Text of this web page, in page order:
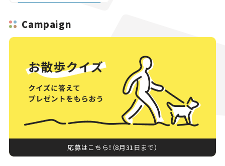
Campaign
応募はこちら！（8月31日まで）